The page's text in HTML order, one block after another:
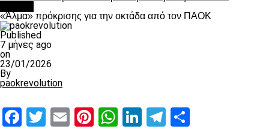
«Άλμα» πρόκρισης για την οκτάδα από τον ΠΑΟΚ
Published
7 μήνες ago
on
23/01/2026
By
paokrevolution
Facebook
Twitter
EmailPinterest
WhatsApp
LinkedIn
Telegram